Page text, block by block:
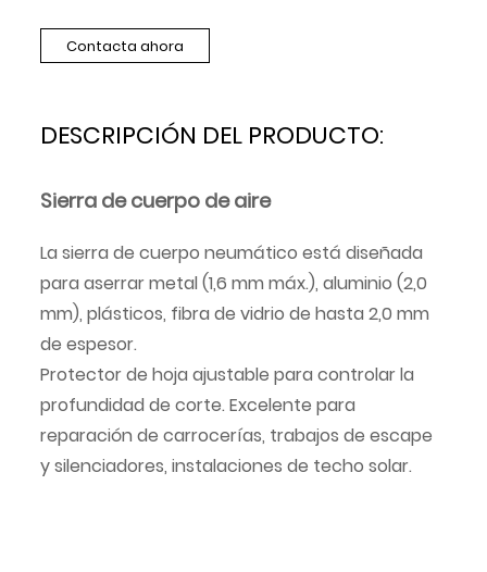
Contacta ahora
DESCRIPCIÓN DEL PRODUCTO:
Sierra de cuerpo de aire
La sierra de cuerpo neumático está diseñada
para aserrar metal (1,6 mm máx.), aluminio (2,0
mm), plásticos, fibra de vidrio de hasta 2,0 mm
de espesor.
Protector de hoja ajustable para controlar la
profundidad de corte. Excelente para
reparación de carrocerías, trabajos de escape
y silenciadores, instalaciones de techo solar.